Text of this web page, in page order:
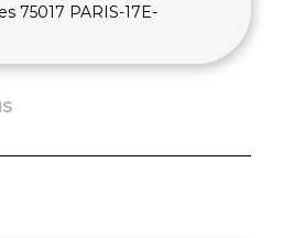
75017 PARIS-17E-